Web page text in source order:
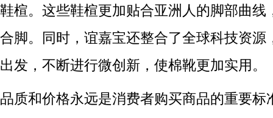
鞋楦。这些鞋楦更加贴合亚洲人的脚部曲线
合脚。同时，谊嘉宝还整合了全球科技资源
出发，不断进行微创新，使棉靴更加实用。
品质和价格永远是消费者购买商品的重要标